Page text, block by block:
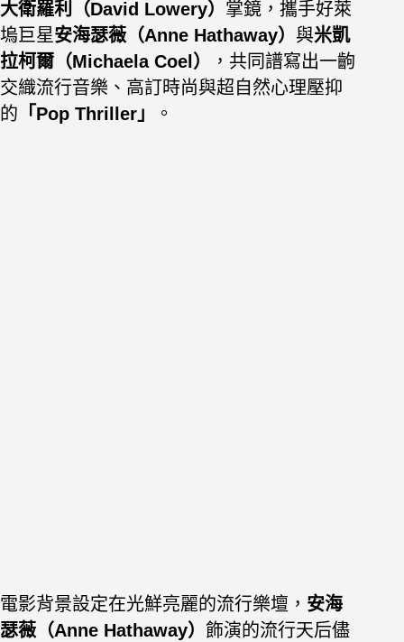
大衛羅利（David Lowery） 掌鏡，攜手好萊
塢巨星安海瑟薇（Anne Hathaway） 與米凱
拉柯爾（Michaela Coel）
，共同譜寫出一齣
交織流行音樂、高訂時尚與超自然心理壓抑
的 「Pop Thriller」 。
電影背景設定在光鮮亮麗的流行樂壇， 安海
瑟薇（Anne Hathaway） 飾演的流行天后儘